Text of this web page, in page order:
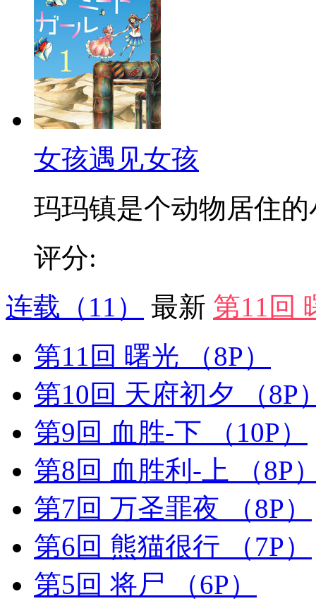
女孩遇见女孩
玛玛镇是个动物居住的
评分:
连载 （11） 最新 第11回
第11回 曙光
（8P）
第10回 天府初夕
（8P
第9回 血胜-下
（10P）
第8回 血胜利-上
（8P
第7回 万圣罪夜
（8P）
第6回 熊猫很行
（7P）
第5回 将尸
（6P）